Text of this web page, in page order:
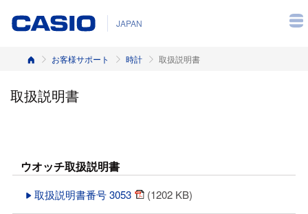
JAPAN
ホームお客様サポート 時計 取扱説明書
取扱説明書
ウオッチ取扱説明書
取扱説明書番号 3053 (1202 KB)